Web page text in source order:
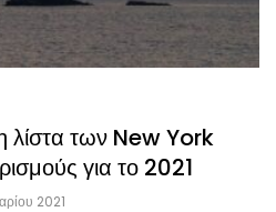
λίστα των New York
για το 2021
2021